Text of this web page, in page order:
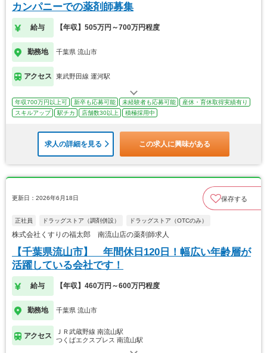
カンパニーでの薬剤師募集
給与 【年収】505万円～700万円程度
勤務地 千葉県 流山市
アクセス 東武野田線 運河駅
年収700万円以上可 新卒も応募可能 未経験者も応募可能
産休・育休取得実績有り
スキルアップ
駅チカ 店舗数30以上 積極採用中
求人の詳細を見る この求人に興味がある
更新日：2026年6月18日 保存する
正社員 ドラッグストア（調剤併設） ドラッグストア（OTCのみ）
株式会社くすりの福太郎 南流山店の薬剤師求人
【千葉県流山市】 年間休日120日！幅広い年齢層が
活躍している会社です！
給与 【年収】460万円～600万円程度
勤務地 千葉県 流山市
アクセス
ＪＲ武蔵野線 南流山駅
つくばエクスプレス 南流山駅